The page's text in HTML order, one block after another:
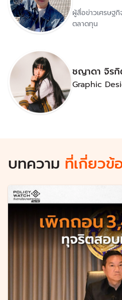
ผู้สื่อข่าวเศรษฐ
ตลาดทุน
ชญาดา จิรกิ
Graphic
บทความ ที่เกี่ยวข้